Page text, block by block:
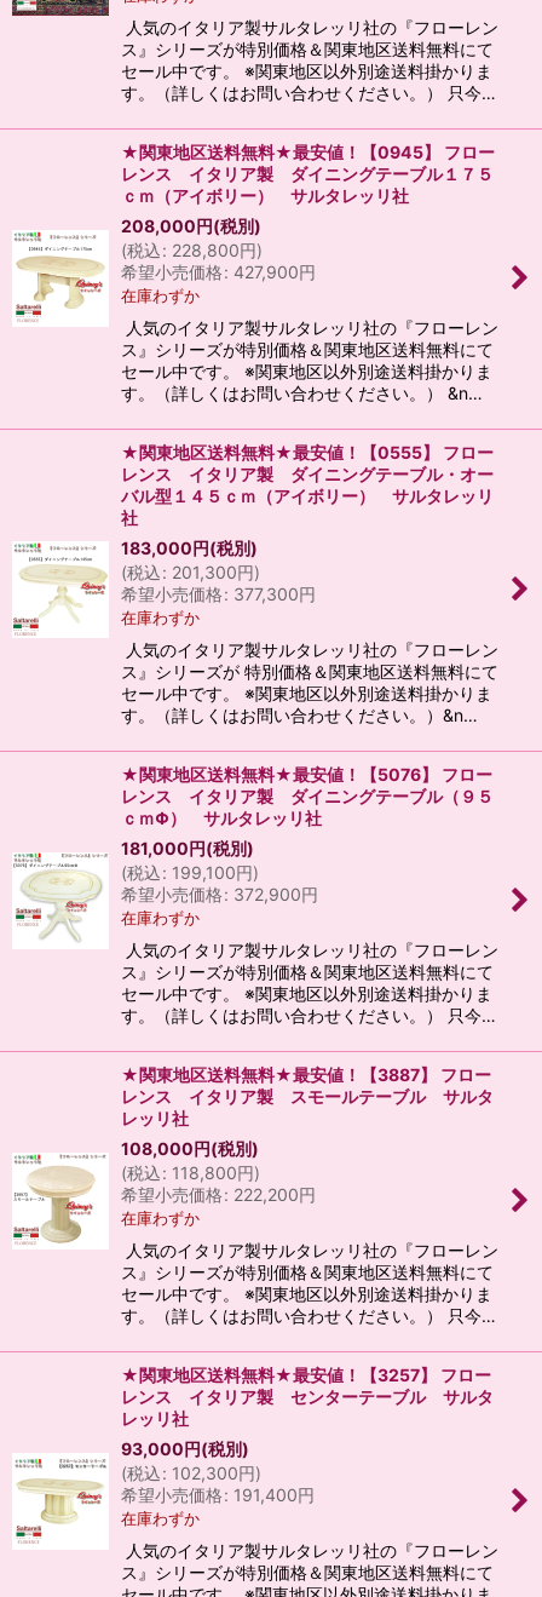
人気のイタリア製サルタレッリ社の『フローレン
ス』シリーズが特別価格＆関東地区送料無料にて
セール中です。 ※関東地区以外別途送料掛かりま
す。（詳しくはお問い合わせください。） 只今…
★関東地区送料無料★最安値！【0945】 フロー
レンス イタリア製 ダイニングテーブル１７５
ｃｍ（アイボリー） サルタレッリ社
208,000円(税別)
(税込: 228,800円)
希望小売価格: 427,900円
在庫わずか
人気のイタリア製サルタレッリ社の『フローレン
ス』シリーズが特別価格＆関東地区送料無料にて
セール中です。 ※関東地区以外別途送料掛かりま
す。（詳しくはお問い合わせください。） &n…
★関東地区送料無料★最安値！【0555】 フロー
レンス イタリア製 ダイニングテーブル・オー
バル型１４５ｃｍ（アイボリー） サルタレッリ
社
183,000円(税別)
(税込: 201,300円)
希望小売価格: 377,300円
在庫わずか
人気のイタリア製サルタレッリ社の『フローレン
ス』シリーズが 特別価格＆関東地区送料無料にて
セール中です。 ※関東地区以外別途送料掛かりま
す。（詳しくはお問い合わせください。）&n…
★関東地区送料無料★最安値！【5076】 フロー
レンス イタリア製 ダイニングテーブル（９５
ｃｍΦ） サルタレッリ社
181,000円(税別)
(税込: 199,100円)
希望小売価格: 372,900円
在庫わずか
人気のイタリア製サルタレッリ社の『フローレン
ス』シリーズが特別価格＆関東地区送料無料にて
セール中です。 ※関東地区以外別途送料掛かりま
す。（詳しくはお問い合わせください。） 只今…
★関東地区送料無料★最安値！【3887】 フロー
レンス イタリア製 スモールテーブル サルタ
レッリ社
108,000円(税別)
(税込: 118,800円)
希望小売価格: 222,200円
在庫わずか
人気のイタリア製サルタレッリ社の『フローレン
ス』シリーズが特別価格＆関東地区送料無料にて
セール中です。 ※関東地区以外別途送料掛かりま
す。（詳しくはお問い合わせください。） 只今…
★関東地区送料無料★最安値！【3257】 フロー
レンス イタリア製 センターテーブル サルタ
レッリ社
93,000円(税別)
(税込: 102,300円)
希望小売価格: 191,400円
在庫わずか
人気のイタリア製サルタレッリ社の『フローレン
ス』シリーズが特別価格＆関東地区送料無料にて